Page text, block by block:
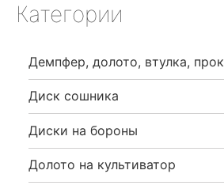
Категории
Демпфер, долото, втулка,
Диск сошника
Диски на бороны
Долото на культиватор